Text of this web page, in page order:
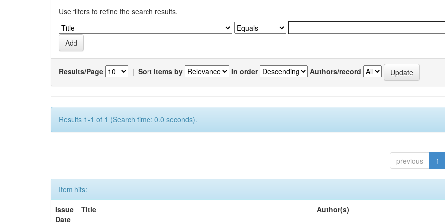
Use filters to refine the search results.
Results/Page | Sort items by In order Authors/record
Results 1-1 of 1 (Search time: 0.0 seconds).
previous 1
Item hits:
Issue
Date
Title Author(s)